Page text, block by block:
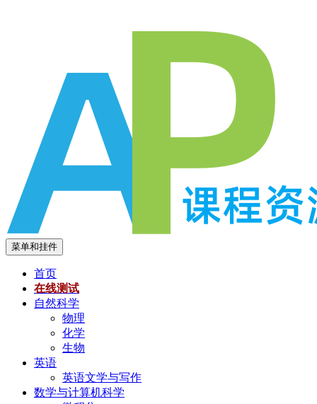
菜单和挂件
首页
在线测试
自然科学
物理
化学
生物
英语
英语文学与写作
数学与计算机科学